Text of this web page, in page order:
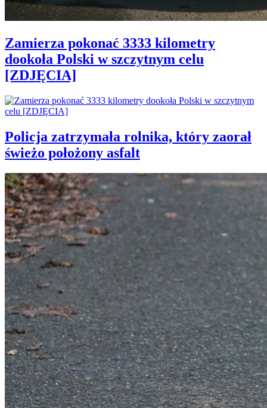
Zamierza pokonać 3333 kilometry
dookoła Polski w szczytnym celu
[ZDJĘCIA]
Policja zatrzymała rolnika, który zaorał
świeżo położony asfalt